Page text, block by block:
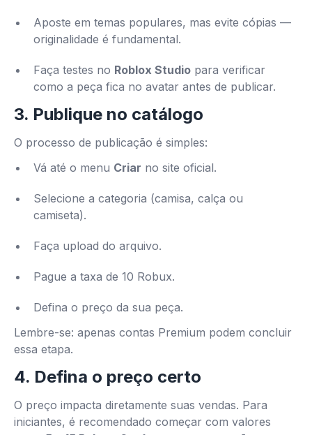
Aposte em temas populares, mas evite cópias —
originalidade é fundamental.
Faça testes no Roblox Studio para verificar
como a peça fica no avatar antes de publicar.
3. Publique no catálogo
O processo de publicação é simples:
Vá até o menu Criar no site oficial.
Selecione a categoria (camisa, calça ou
camiseta).
Faça upload do arquivo.
Pague a taxa de 10 Robux.
Defina o preço da sua peça.
Lembre-se: apenas contas Premium podem concluir
essa etapa.
4. Defina o preço certo
O preço impacta diretamente suas vendas. Para
iniciantes, é recomendado começar com valores